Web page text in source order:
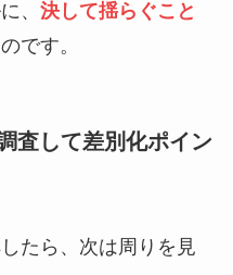
、 決して揺らぐこと
です。
査して差別化ポイン
たら、次は周りを見